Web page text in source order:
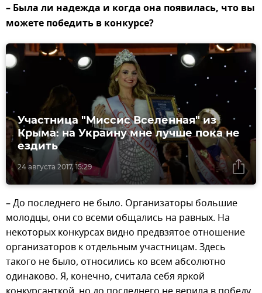
– Была ли надежда и когда она появилась, что вы
можете победить в конкурсе?
24 августа 2017, 15:29
Участница "Миссис Вселенная" из
Крыма: на Украину мне лучше пока не
ездить
– До последнего не было. Организаторы большие
молодцы, они со всеми общались на равных. На
некоторых конкурсах видно предвзятое отношение
организаторов к отдельным участницам. Здесь
такого не было, относились ко всем абсолютно
одинаково. Я, конечно, считала себя яркой